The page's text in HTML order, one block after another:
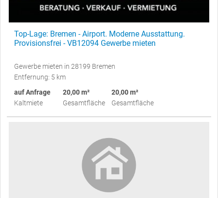
Top-Lage: Bremen - Airport. Moderne Ausstattung.
Provisionsfrei - VB12094 Gewerbe mieten
Gewerbe mieten in 28199 Bremen
Entfernung: 5 km
auf Anfrage
Kaltmiete
20,00 m²
Gesamtfläche
20,00 m²
Gesamtfläche